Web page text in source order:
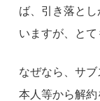
ば、引き落と
いますが、とて
なぜなら、サブ
本人等から解